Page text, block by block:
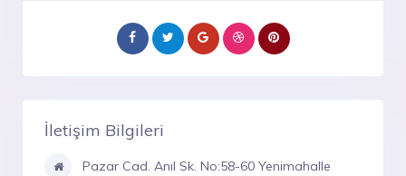
İletişim Bilgileri
Pazar Cad. Anıl Sk. No:58-60 Yenimahalle